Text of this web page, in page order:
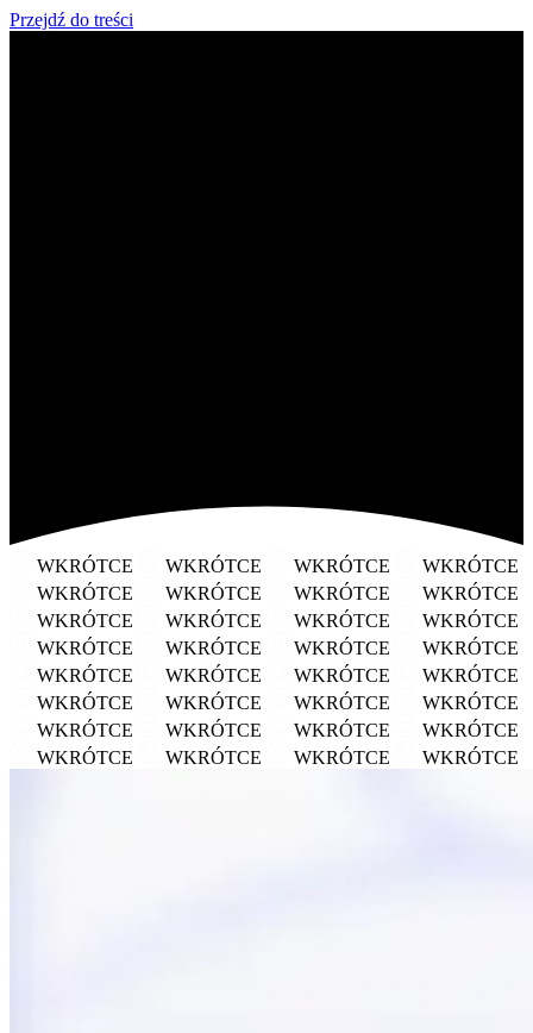
Przejdź do treści
WKRÓTCE WKRÓTCE WKRÓTCE
WKRÓTCE
WKRÓTCE
WKRÓTCE WKRÓTCE
WKRÓTCE
WKRÓTCE
WKRÓTCE WKRÓTCE
WKRÓTCE
WKRÓTCE
WKRÓTCE WKRÓTCE
WKRÓTCE
WKRÓTCE
WKRÓTCE WKRÓTCE
WKRÓTCE
WKRÓTCE
WKRÓTCE WKRÓTCE
WKRÓTCE
WKRÓTCE
WKRÓTCE WKRÓTCE
WKRÓTCE
WKRÓTCE
WKRÓTCE WKRÓTCE WKRÓTCE